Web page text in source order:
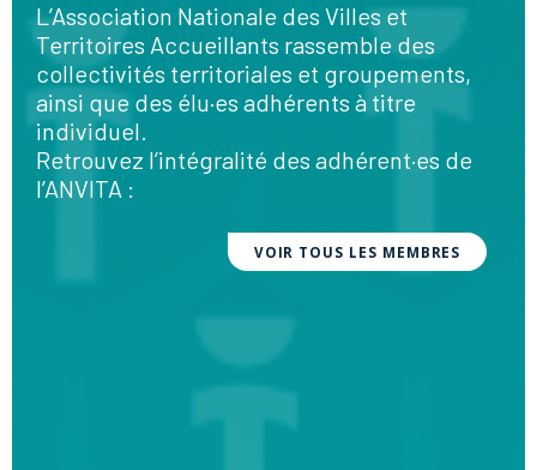
L’Association Nationale des Villes et
Territoires Accueillants rassemble des
collectivités territoriales et groupements,
ainsi que des élu·es adhérents à titre
individuel.
Retrouvez l’intégralité des adhérent·es de
l’ANVITA :
VOIR TOUS LES MEMBRES